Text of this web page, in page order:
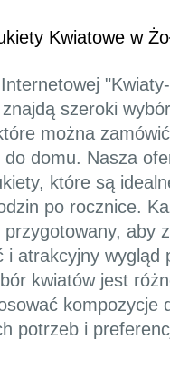
Kwiatowe w
znajdą szeroki
można
do domu. Nasza
które są
po rocznice.
aby
i atrakcyjny wygląd
kwiatów jest
kompozycje
potrzeb i